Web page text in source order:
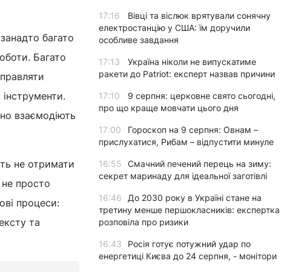
багато
Багато
взаємодіють
не отримати
не просто
процеси:
та
17:16
Вівці та віслюк врятували сонячну
електростанцію у США: їм доручили
особливе завдання
17:13
Україна ніколи не випускатиме
ракети до Patriot: експерт назвав причини
17:10
9 серпня: церковне свято сьогодні,
про що краще мовчати цього дня
17:00
Гороскоп на 9 серпня: Овнам –
прислухатися, Рибам – відпустити минуле
16:55
Смачний печений перець на зиму:
секрет маринаду для ідеальної заготівлі
16:46
До 2030 року в Україні стане на
третину менше першокласників: експертка
розповіла про ризики
16:43
Росія готує потужний удар по
енергетиці Києва до 24 серпня, - монітори